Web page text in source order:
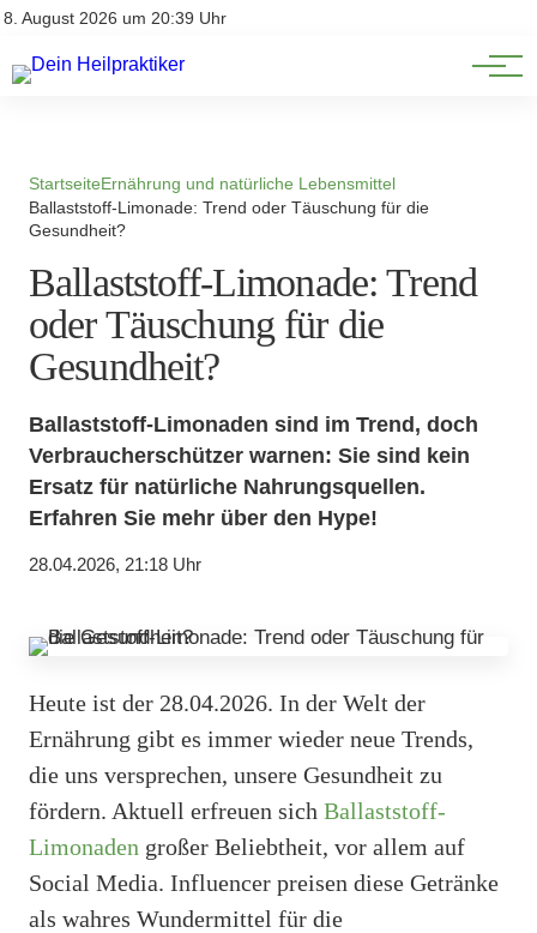
8. August 2026 um 20:39 Uhr
Impressum
Natürliche Medizin
Heilpflanzen & Kräuterkunde
StartseiteErnährung und natürliche Lebensmittel
Ballaststoff-Limonade: Trend oder Täuschung für die
Gesundheit?
Ballaststoff-Limonade: Trend
oder Täuschung für die
Gesundheit?
Ballaststoff-Limonaden sind im Trend, doch
Verbraucherschützer warnen: Sie sind kein
Ersatz für natürliche Nahrungsquellen.
Erfahren Sie mehr über den Hype!
28.04.2026, 21:18 Uhr
Heute ist der 28.04.2026. In der Welt der
Ernährung gibt es immer wieder neue Trends,
die uns versprechen, unsere Gesundheit zu
fördern. Aktuell erfreuen sich Ballaststoff-
Limonaden großer Beliebtheit, vor allem auf
Social Media. Influencer preisen diese Getränke
als wahres Wundermittel für die